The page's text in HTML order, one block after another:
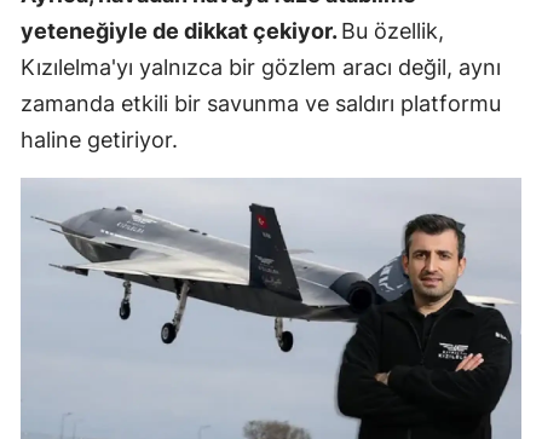
yeteneğiyle de dikkat çekiyor.Bu özellik,
Kızılelma'yı yalnızca bir gözlem aracı değil, aynı
zamanda etkili bir savunma ve saldırı platformu
haline getiriyor.